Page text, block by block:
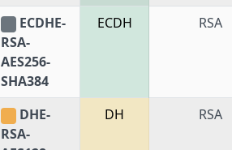
ECDHE-
RSA-
AES256-
SHA384
ECDH RSA
DHE-
RSA-
DH RSA